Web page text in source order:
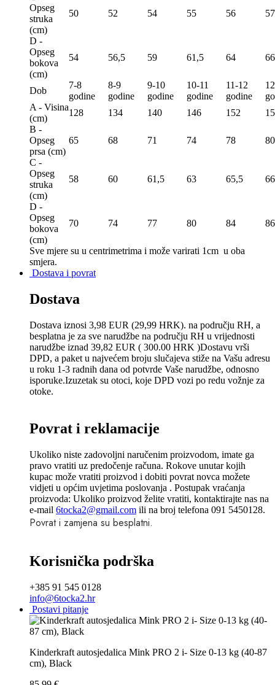
Opseg
struka
(сm)
50 52 54 55 56 57
D -
Opseg
bokova
(сm)
54 56,5 59 61,5 64 66
Dob
7-8
godine
8-9
godine
9-10
godine
10-11
godine
11-12
godine
A - Visina
(сm)
128 134 140 146 152
B -
Opseg
prsa (сm)
65 68 71 74 78 80
C -
Opseg
struka
(сm)
58 60 61,5 63 65,5
D -
Opseg
bokova
(сm)
70 74 77 80 84 86
Sve mjere su u centrimetrima i može varirati 1cm u oba
smjera.
Dostava i povrat
Dostava
Dostava iznosi 3,98 EUR (29,99 HRK). na području RH, a
besplatna je za sve narudžbe na području RH u vrijednosti
narudžbe iznad 39,82 EUR ( 300.00 HRK )Dostavu vrši
DPD, a paket u najvećem broju slučajeva stiže na Vašu adresu
u roku 1-3 radnih dana od potvrde Vaše narudžbe, odnosno
isporuke.Izuzetak su otoci, koje DPD vozi po redu vožnje za
otoke.
Povrat i reklamacije
Ukoliko niste zadovoljni naručenim proizvodom, imate ga
pravo vratiti uz predočenje računa. Rokove unutar kojih
kupac može vratiti proizvod i dobiti povrat novca možete
vidjeti u općim uvjetima poslovanja . Postupak vraćanja
proizvoda: Ukoliko proizvod želite vratiti, kontaktirajte nas na
e-mail 6tocka2@gmail.com ili na broj telefona 091 5450128.
Povrat i zamjena su besplatni.
Korisnička podrška
+385 91 545 0128
info@6tocka2.hr
Postavi pitanje
Kinderkraft autosjedalica Mink PRO 2 i- Size 0-13 kg (40-87
cm), Black